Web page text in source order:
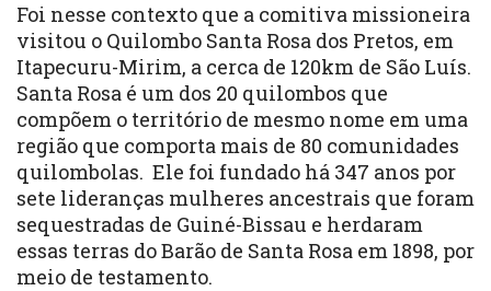
Foi nesse contexto que a comitiva missioneira
visitou o Quilombo Santa Rosa dos Pretos, em
Itapecuru-Mirim, a cerca de 120km de São Luís.
Santa Rosa é um dos 20 quilombos que
compõem o território de mesmo nome em uma
região que comporta mais de 80 comunidades
quilombolas. Ele foi fundado há 347 anos por
sete lideranças mulheres ancestrais que foram
sequestradas de Guiné-Bissau e herdaram
essas terras do Barão de Santa Rosa em 1898, por
meio de testamento.